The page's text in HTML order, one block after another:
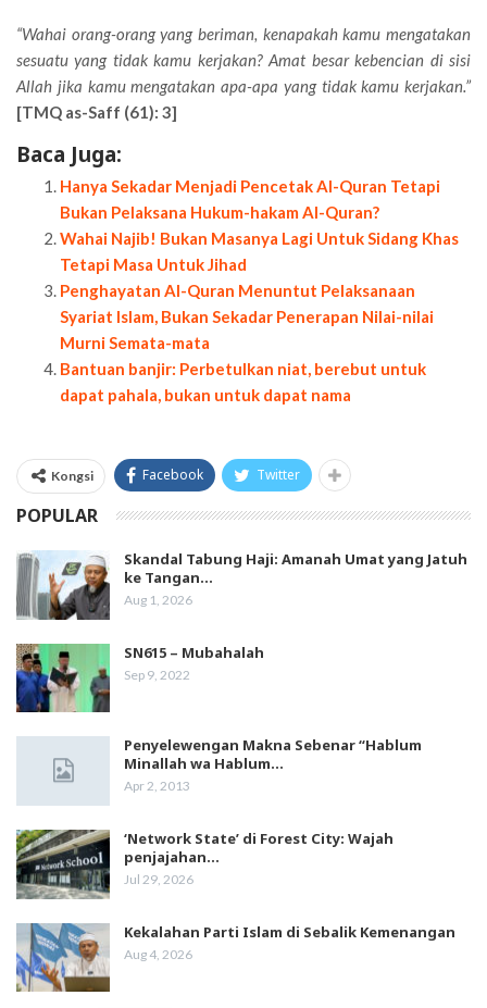
“Wahai orang-orang yang beriman, kenapakah kamu mengatakan
sesuatu yang tidak kamu kerjakan? Amat besar kebencian di sisi
Allah jika kamu mengatakan apa-apa yang tidak kamu kerjakan.”
[TMQ as-Saff (61): 3]
Baca Juga:
Hanya Sekadar Menjadi Pencetak Al-Quran Tetapi
Bukan Pelaksana Hukum-hakam Al-Quran?
Wahai Najib! Bukan Masanya Lagi Untuk Sidang Khas
Tetapi Masa Untuk Jihad
Penghayatan Al-Quran Menuntut Pelaksanaan
Syariat Islam, Bukan Sekadar Penerapan Nilai-nilai
Murni Semata-mata
Bantuan banjir: Perbetulkan niat, berebut untuk
dapat pahala, bukan untuk dapat nama
Kongsi Facebook Twitter
POPULAR
Skandal Tabung Haji: Amanah Umat yang Jatuh
ke Tangan…
Aug 1, 2026
SN615 – Mubahalah
Sep 9, 2022
Penyelewengan Makna Sebenar “Hablum
Minallah wa Hablum…
Apr 2, 2013
‘Network State’ di Forest City: Wajah
penjajahan…
Jul 29, 2026
Kekalahan Parti Islam di Sebalik Kemenangan
Aug 4, 2026